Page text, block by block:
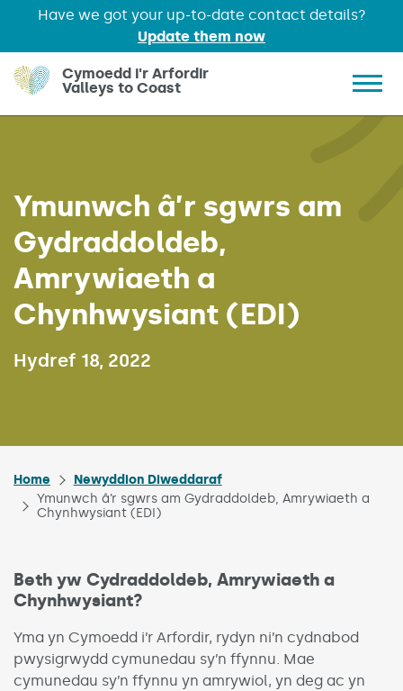
Have we got your up-to-date contact details?
Update them now
Skip to main content
Cymoedd i'r Arfordir
Valleys to Coast
Ymunwch â’r sgwrs am
Gydraddoldeb,
Amrywiaeth a
Chynhwysiant (EDI)
Hydref 18, 2022
Home
Newyddion Diweddaraf
Ymunwch â’r sgwrs am Gydraddoldeb, Amrywiaeth a
Chynhwysiant (EDI)
Beth yw Cydraddoldeb, Amrywiaeth a
Chynhwysiant?
Yma yn Cymoedd i’r Arfordir, rydyn ni’n cydnabod
pwysigrwydd cymunedau sy’n ffynnu. Mae
cymunedau sy’n ffynnu yn amrywiol, yn deg ac yn